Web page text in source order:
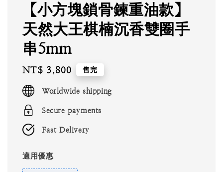
【小方塊鎖骨鍊重油款】
天然大王棋楠沉香雙圈手
串5mm
Regular
price
NT$ 3,800 售完
Worldwide shipping
Secure payments
Fast Delivery
適用優惠